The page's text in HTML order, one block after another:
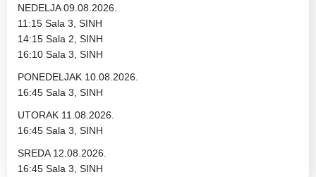
NEDELJA 09.08.2026.
11:15 Sala 3, SINH
14:15 Sala 2, SINH
16:10 Sala 3, SINH
PONEDELJAK 10.08.2026.
16:45 Sala 3, SINH
UTORAK 11.08.2026.
16:45 Sala 3, SINH
SREDA 12.08.2026.
16:45 Sala 3, SINH